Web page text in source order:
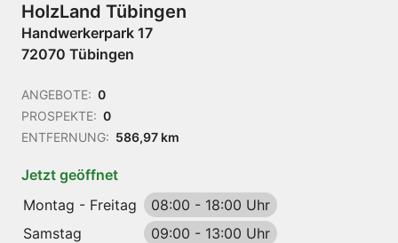
HolzLand Tübingen
Handwerkerpark 17
72070 Tübingen
ANGEBOTE: 0
PROSPEKTE: 0
ENTFERNUNG: 586,97 km
Jetzt geöffnet
Montag - Freitag
08:00 - 18:00 Uhr
Samstag
09:00 - 13:00 Uhr